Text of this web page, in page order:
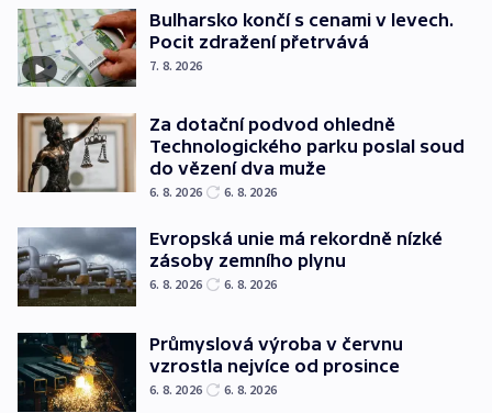
Bulharsko končí s cenami v levech.
Pocit zdražení přetrvává
7. 8. 2026
Za dotační podvod ohledně
Technologického parku poslal soud
do vězení dva muže
6. 8. 2026 6. 8. 2026
Evropská unie má rekordně nízké
zásoby zemního plynu
6. 8. 2026 6. 8. 2026
Průmyslová výroba v červnu
vzrostla nejvíce od prosince
6. 8. 2026 6. 8. 2026